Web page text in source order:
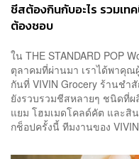
ชีสต้องกินกับอะไร รวมเ
ต้องชอบ
ใน THE STANDARD POP
ตุลาคมที่ผ่านมา เราได้พาคุณ
กันที่ VIVIN Grocery ร้านชำ
ยังรวบรวมชีสหลายๆ ชนิดที่ผ
แยม โฮมเมดโคลด์คัต และสิ
กช็อปครั้งนี้ ทีมงานของ